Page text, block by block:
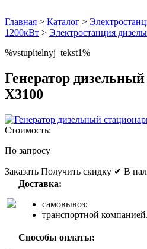
Главная > Каталог >
1200кВт > Электростанция
%vstupitelnyj_tekst1%
Генератор
Х3100
Стоимость:
По запросу
Заказать Получить скидку ✔ В
Доставка:
самовывоз;
транспортной компанией.
Способы оплаты: